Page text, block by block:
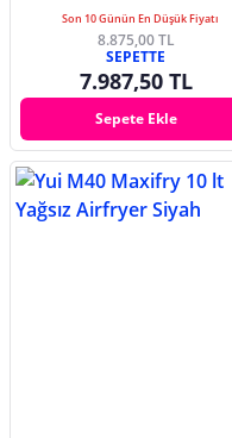
Son 10 Günün En Düşük Fiyatı
8.875,00 TL
SEPETTE
7.987,50 TL
Sepete Ekle